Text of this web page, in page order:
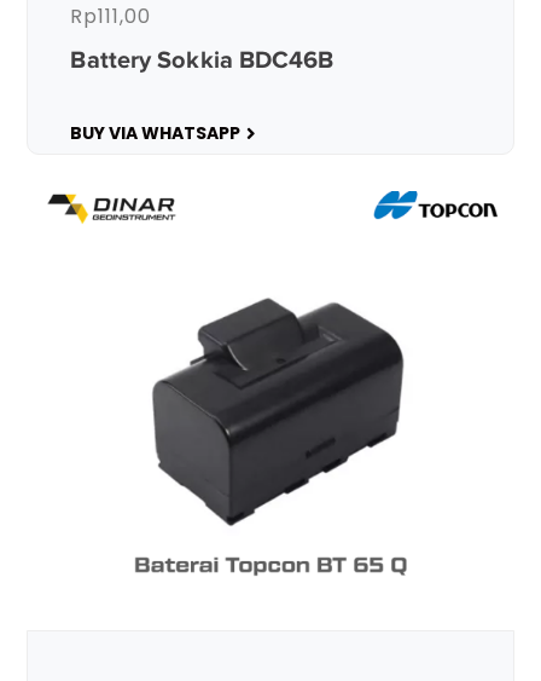
Battery Sokkia BDC46B
Rp111,00
BUY VIA WHATSAPP